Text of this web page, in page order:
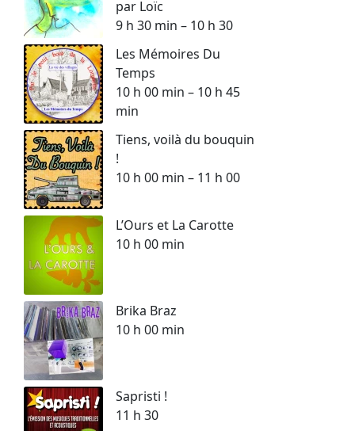
par Loïc
9 h 30 min – 10 h 30
Les Mémoires Du
Temps
10 h 00 min – 10 h 45
min
Tiens, voilà du bouquin
!
10 h 00 min – 11 h 00
L’Ours et La Carotte
10 h 00 min
Brika Braz
10 h 00 min
Sapristi !
11 h 30